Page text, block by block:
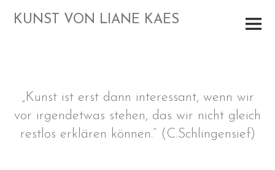
KUNST VON LIANE KAES
Menu
„Kunst ist erst dann interessant, wenn wir
vor irgendetwas stehen, das wir nicht gleich
restlos erklären können.“ (C.Schlingensief)